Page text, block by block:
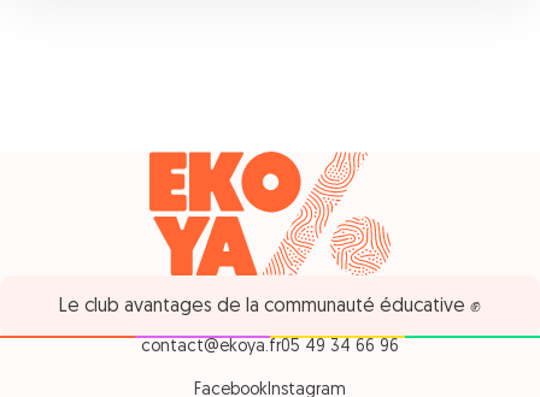
Le club avantages de la communauté éducative ✊
contact@ekoya.fr05 49 34 66 96
FacebookInstagram